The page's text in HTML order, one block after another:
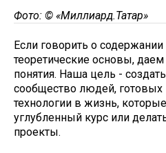
Фото: © «Миллиард.Татар»
Если говорить о
теоретические основы,
понятия. Наша цель -
сообщество людей,
технологии в жизнь,
углубленный курс или
проекты.